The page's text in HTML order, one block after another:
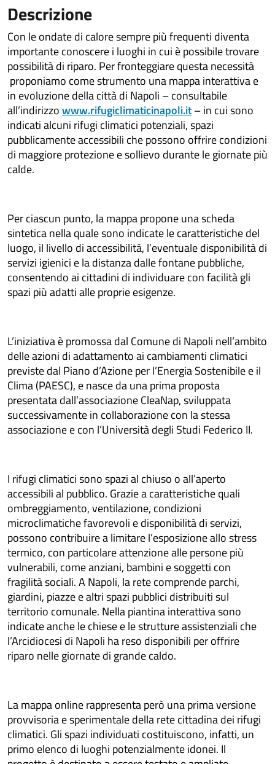
Descrizione
Con le ondate di calore sempre più frequenti diventa
importante conoscere i luoghi in cui è possibile trovare
possibilità di riparo. Per fronteggiare questa necessità
proponiamo come strumento una mappa interattiva e
in evoluzione della città di Napoli – consultabile
all’indirizzowww.rifugiclimaticinapoli.it– in cui sono
indicati alcuni rifugi climatici potenziali, spazi
pubblicamente accessibili che possono offrire condizioni
di maggiore protezione e sollievo durante le giornate più
calde.
Per ciascun punto, la mappa propone una scheda
sintetica nella quale sono indicate le caratteristiche del
luogo, il livello di accessibilità, l’eventuale disponibilità di
servizi igienici e la distanza dalle fontane pubbliche,
consentendo ai cittadini di individuare con facilità gli
spazi più adatti alle proprie esigenze.
L’iniziativa è promossa dal Comune di Napoli nell’ambito
delle azioni di adattamento ai cambiamenti climatici
previste dal Piano d’Azione per l’Energia Sostenibile e il
Clima (PAESC), e nasce da una prima proposta
presentata dall’associazione CleaNap, sviluppata
successivamente in collaborazione con la stessa
associazione e con l’Università degli Studi Federico II.
I rifugi climatici sono spazi al chiuso o all’aperto
accessibili al pubblico. Grazie a caratteristiche quali
ombreggiamento, ventilazione, condizioni
microclimatiche favorevoli e disponibilità di servizi,
possono contribuire a limitare l’esposizione allo stress
termico, con particolare attenzione alle persone più
vulnerabili, come anziani, bambini e soggetti con
fragilità sociali. A Napoli, la rete comprende parchi,
giardini, piazze e altri spazi pubblici distribuiti sul
territorio comunale. Nella piantina interattiva sono
indicate anche le chiese e le strutture assistenziali che
l’Arcidiocesi di Napoli ha reso disponibili per offrire
riparo nelle giornate di grande caldo.
La mappa online rappresenta però una prima versione
provvisoria e sperimentale della rete cittadina dei rifugi
climatici. Gli spazi individuati costituiscono, infatti, un
primo elenco di luoghi potenzialmente idonei. Il